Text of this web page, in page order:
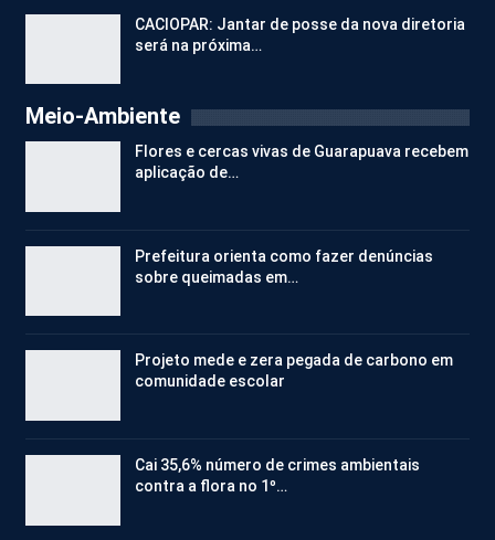
CACIOPAR: Jantar de posse da nova diretoria
será na próxima…
Meio-Ambiente
Flores e cercas vivas de Guarapuava recebem
aplicação de…
Prefeitura orienta como fazer denúncias
sobre queimadas em…
Projeto mede e zera pegada de carbono em
comunidade escolar
Cai 35,6% número de crimes ambientais
contra a flora no 1º…